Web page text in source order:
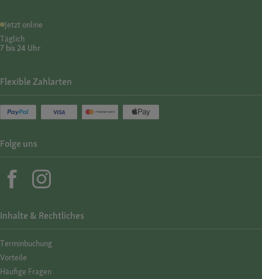
Jetzt online
Täglich
7 bis 24 Uhr
Inhalte & Rechtliches
Termin­buchung
Vorteile
Häufige Fragen
Flexible Zahlarten
Folge uns